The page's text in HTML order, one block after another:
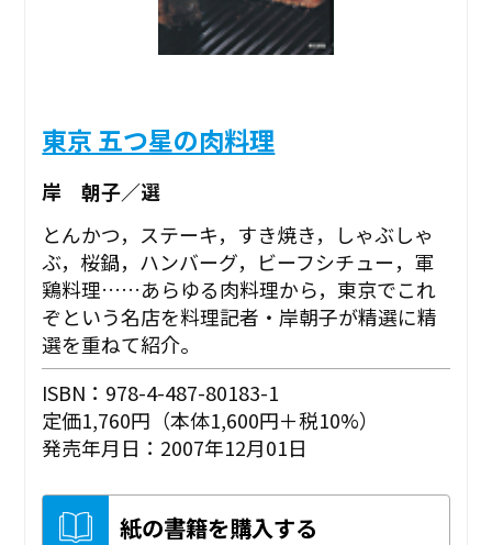
東京 五つ星の肉料理
岸 朝子／選
とんかつ，ステーキ，すき焼き，しゃぶしゃ
ぶ，桜鍋，ハンバーグ，ビーフシチュー，軍
鶏料理……あらゆる肉料理から，東京でこれ
ぞという名店を料理記者・岸朝子が精選に精
選を重ねて紹介。
ISBN：978-4-487-80183-1
定価1,760円（本体1,600円＋税10%）
発売年月日：2007年12月01日
紙の書籍を購入する